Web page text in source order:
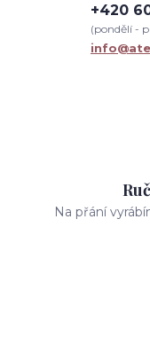
+420
(pondělí -
Na přání